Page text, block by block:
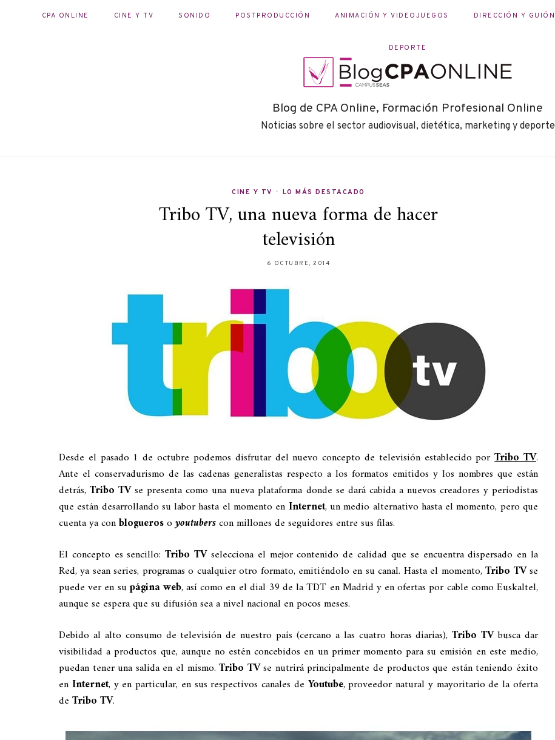
CPA ONLINE CINE Y TV SONIDO POSTPRODUCCIÓN ANIMACIÓN Y VIDEOJUEGOS DIRECCIÓN Y GUIÓN
DEPORTE
Blog de CPA Online, Formación Profesional Online
Noticias sobre el sector audiovisual, dietética, marketing y deporte
CINE Y TV • LO MÁS DESTACADO
Tribo TV, una nueva forma de hacer
televisión
6 OCTUBRE, 2014
Desde el pasado 1 de octubre podemos disfrutar del nuevo concepto de televisión establecido porTribo TV.
Ante el conservadurismo de las cadenas generalistas respecto a los formatos emitidos y los nombres que están
detrás,Tribo TVse presenta como una nueva plataforma donde se dará cabida a nuevos creadores y periodistas
que están desarrollando su labor hasta el momento enInternet, un medio alternativo hasta el momento, pero que
cuenta ya conbloguerosoyoutuberscon millones de seguidores entre sus filas.
El concepto es sencillo:Tribo TVselecciona el mejor contenido de calidad que se encuentra dispersado en la
Red, ya sean series, programas o cualquier otro formato, emitiéndolo en su canal. Hasta el momento,Tribo TVse
puede ver en supágina web, así como en el dial 39 de la TDT en Madrid y en ofertas por cable como Euskaltel,
aunque se espera que su difusión sea a nivel nacional en pocos meses.
Debido al alto consumo de televisión de nuestro país (cercano a las cuatro horas diarias),Tribo TVbusca dar
visibilidad a productos que, aunque no estén concebidos en un primer momento para su emisión en este medio,
puedan tener una salida en el mismo.Tribo TVse nutrirá principalmente de productos que están teniendo éxito
enInternet, y en particular, en sus respectivos canales de Youtube, proveedor natural y mayoritario de la oferta
de Tribo TV.